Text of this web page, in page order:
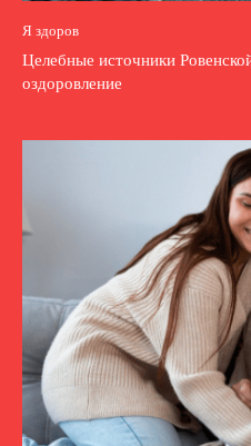
Я здоров
Целебные источники
оздоровление